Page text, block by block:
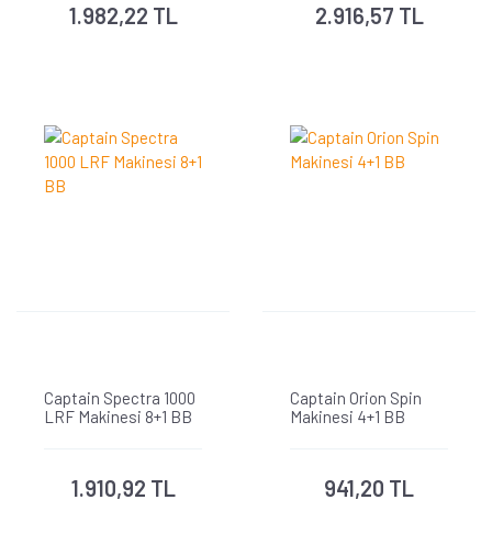
1.982,22 TL 2.916,57 TL
Captain Spectra 1000
LRF Makinesi 8+1 BB
1.910,92 TL
Captain Orion Spin
Makinesi 4+1 BB
941,20 TL